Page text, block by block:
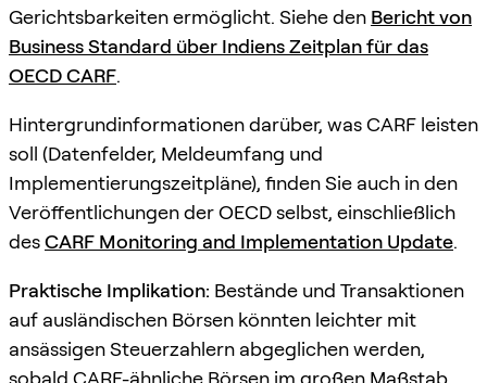
Gerichtsbarkeiten ermöglicht. Siehe den Bericht von
Business Standard über Indiens Zeitplan für das
OECD CARF.
Hintergrundinformationen darüber, was CARF leisten
soll (Datenfelder, Meldeumfang und
Implementierungszeitpläne), finden Sie auch in den
Veröffentlichungen der OECD selbst, einschließlich
desCARF Monitoring and Implementation Update.
Praktische Implikation: Bestände und Transaktionen
auf ausländischen Börsen könnten leichter mit
ansässigen Steuerzahlern abgeglichen werden,
sobald CARF-ähnliche Börsen im großen Maßstab